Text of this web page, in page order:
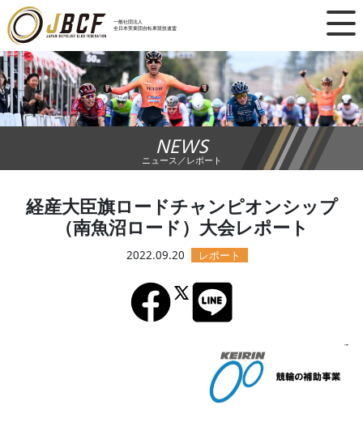
一般社団法人
全日本実業団自転車競技連盟
×
ニュース
レース日程
ランキング
チーム・選手
競技ガイド
加盟・登録
エントリー
JBCF ROAD SERIESとは
NEWS
ニュース／レポート
経産大臣旗ロードチャンピオンシップ
（南魚沼ロード）大会レポート
2022.09.20